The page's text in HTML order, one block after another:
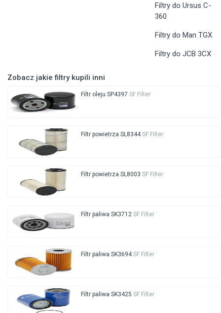
Filtry do Ursus C-
360
Filtry do Man TGX
Filtry do JCB 3CX
Zobacz jakie filtry kupili inni
Filtr oleju SP4397 SF Filter
Filtr powietrza SL8344SF Filter
Filtr powietrza SL8003 SF Filter
Filtr paliwa SK3712 SF Filter
Filtr paliwa SK3694SF Filter
Filtr paliwa SK3425 SF Filter